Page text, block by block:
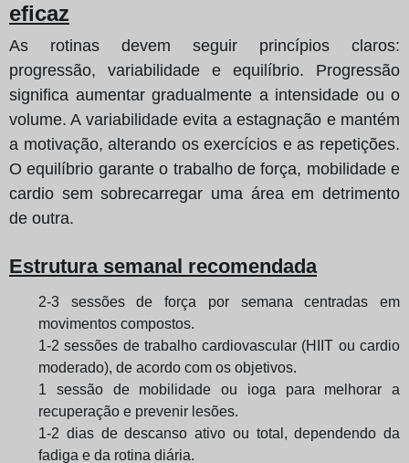
eficaz
As rotinas devem seguir princípios claros:
progressão, variabilidade e equilíbrio. Progressão
significa aumentar gradualmente a intensidade ou o
volume. A variabilidade evita a estagnação e mantém
a motivação, alterando os exercícios e as repetições.
O equilíbrio garante o trabalho de força, mobilidade e
cardio sem sobrecarregar uma área em detrimento
de outra.
Estrutura semanal recomendada
2-3 sessões de força por semana centradas em
movimentos compostos.
1-2 sessões de trabalho cardiovascular (HIIT ou cardio
moderado), de acordo com os objetivos.
1 sessão de mobilidade ou ioga para melhorar a
recuperação e prevenir lesões.
1-2 dias de descanso ativo ou total, dependendo da
fadiga e da rotina diária.